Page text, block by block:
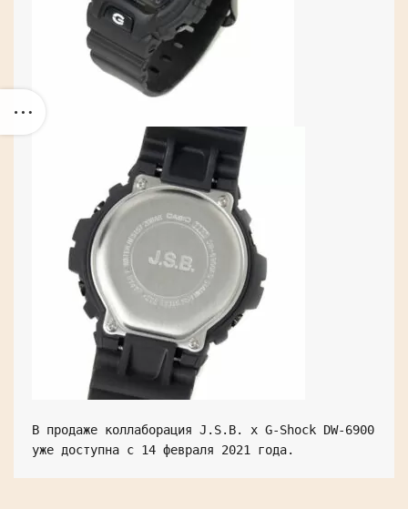
В продаже коллаборация J.S.B. x G-Shock DW-6900
уже доступна с 14 февраля 2021 года.